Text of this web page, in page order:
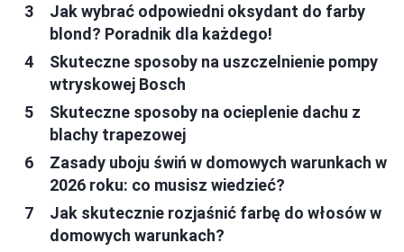
Jak wybrać odpowiedni oksydant do farby
blond? Poradnik dla każdego!
Skuteczne sposoby na uszczelnienie pompy
wtryskowej Bosch
Skuteczne sposoby na ocieplenie dachu z
blachy trapezowej
Zasady uboju świń w domowych warunkach w
2026 roku: co musisz wiedzieć?
Jak skutecznie rozjaśnić farbę do włosów w
domowych warunkach?